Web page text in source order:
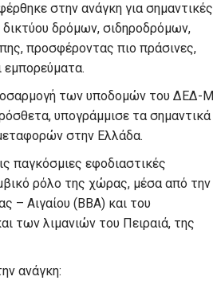
στην ανάγκη για σημαντικές
δρόμων, σιδηροδρόμων,
προσφέροντας πιο πράσινες,
εμπορεύματα.
των υποδομών του ΔΕΔ-Μ
υπογράμμισε τα σημαντικά
στην Ελλάδα.
παγκόσμιες εφοδιαστικές
ρόλο της χώρας, μέσα από την
– Αιγαίου (BBA) και του
των λιμανιών του Πειραιά, της
ανάγκη: